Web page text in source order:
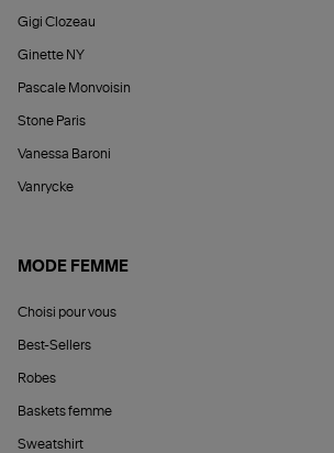
Gigi Clozeau
Ginette NY
Pascale Monvoisin
Stone Paris
Vanessa Baroni
Vanrycke
MODE FEMME
Choisi pour vous
Best-Sellers
Robes
Baskets femme
Sweatshirt